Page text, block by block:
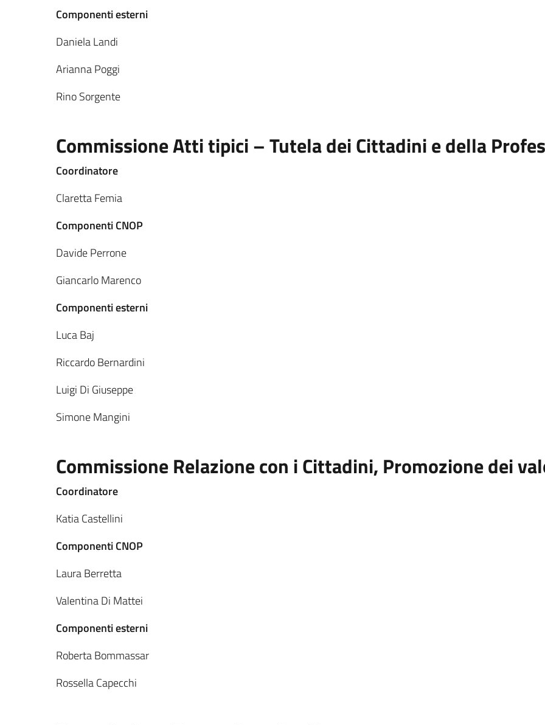
Componenti esterni
Daniela Landi
Arianna Poggi
Rino Sorgente
Commissione Atti tipici – Tutela dei Cittadini e della
Coordinatore
Claretta Femia
Componenti CNOP
Davide Perrone
Giancarlo Marenco
Componenti esterni
Luca Baj
Riccardo Bernardini
Luigi Di Giuseppe
Simone Mangini
Commissione Relazione con i Cittadini, Promozione dei
Coordinatore
Katia Castellini
Componenti CNOP
Laura Berretta
Valentina Di Mattei
Componenti esterni
Roberta Bommassar
Rossella Capecchi